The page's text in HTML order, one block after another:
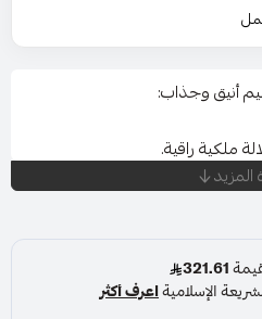
أنيق وجذاب:
ملكية راقية.
الساق لسهولة الحركة ولمسة
المزيد